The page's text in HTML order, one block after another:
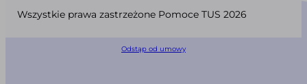
Wszystkie prawa zastrzeżone Pomoce TUS 2026
Odstąp od umowy